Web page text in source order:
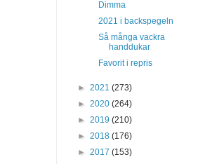
Dimma
2021 i backspegeln
Så många vackra
handdukar
Favorit i repris
► 2021 (273)
► 2020 (264)
► 2019 (210)
► 2018 (176)
► 2017 (153)